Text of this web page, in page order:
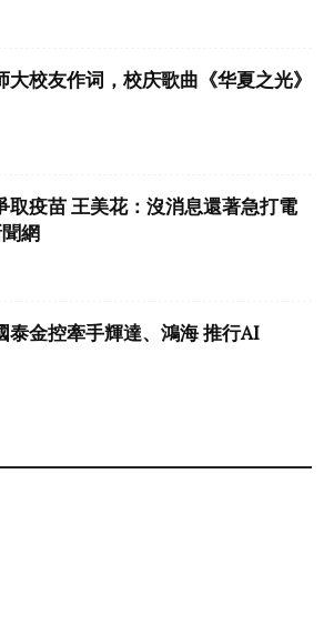
校友作词，校庆歌曲《华夏之光》
取疫苗 王美花：沒消息還著急打電
網
泰金控牽手輝達、鴻海 推行AI